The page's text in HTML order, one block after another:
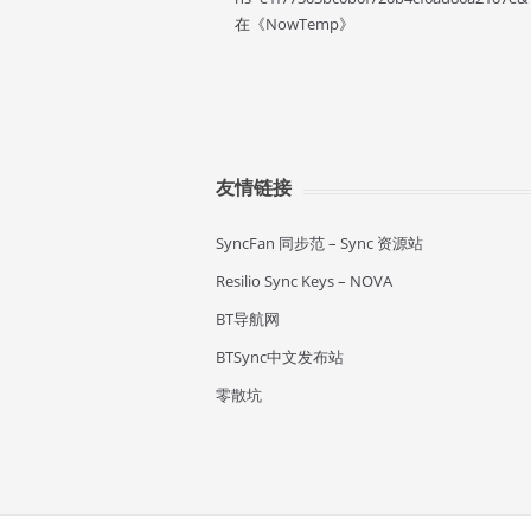
在《NowTemp》
友情链接
SyncFan 同步范 – Sync 资源站
Resilio Sync Keys – NOVA
BT导航网
BTSync中文发布站
零散坑